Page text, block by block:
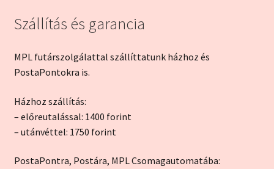
Szállítás és garancia
MPL futárszolgálattal szállíttatunk házhoz és
PostaPontokra is.
Házhoz szállítás:
– előreutalással: 1400 forint
– utánvéttel: 1750 forint
PostaPontra, Postára, MPL Csomagautomatába: